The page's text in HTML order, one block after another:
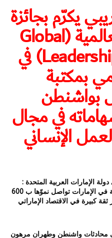
يكرّم بجائزة
القيادة العالمية (Global
Leadership Award) في
بمكتبة
بواشنطن
في مجال
الإنساني
الإمارات العربية المتحدة :
الاستثمارات الإيطالية في الإمارات تواصل نموّها ب 600
كبيرة في الاقتصاد الإماراتي
محادثات واشنطن وطهران مرهون